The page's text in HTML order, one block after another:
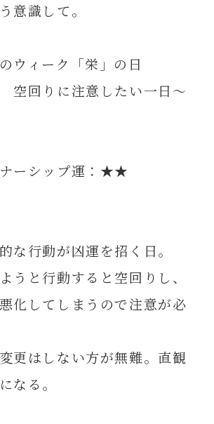
意識して。
ィーク「栄」の日
空回りに注意したい一日～
ーシップ運：★★
な行動が凶運を招く日。
うと行動すると空回りし、
化してしまうので注意が必
更はしない方が無難。直観
なる。